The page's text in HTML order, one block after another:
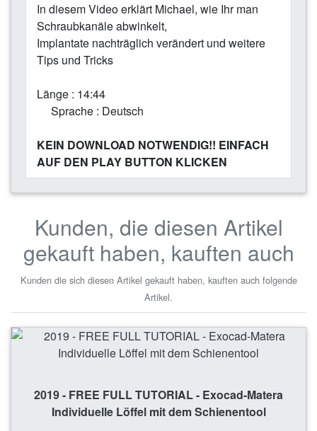
In diesem Video erklärt Michael, wie Ihr man
Schraubkanäle abwinkelt,
Implantate nachträglich verändert und weitere
Tips und Tricks
Länge : 14:44
Sprache : Deutsch
KEIN DOWNLOAD NOTWENDIG!! EINFACH
AUF DEN PLAY BUTTON KLICKEN
Kunden, die diesen Artikel
gekauft haben, kauften auch
Kunden die sich diesen Artikel gekauft haben, kauften auch folgende
Artikel.
2019 - FREE FULL TUTORIAL - Exocad-Matera
Individuelle Löffel mit dem Schienentool